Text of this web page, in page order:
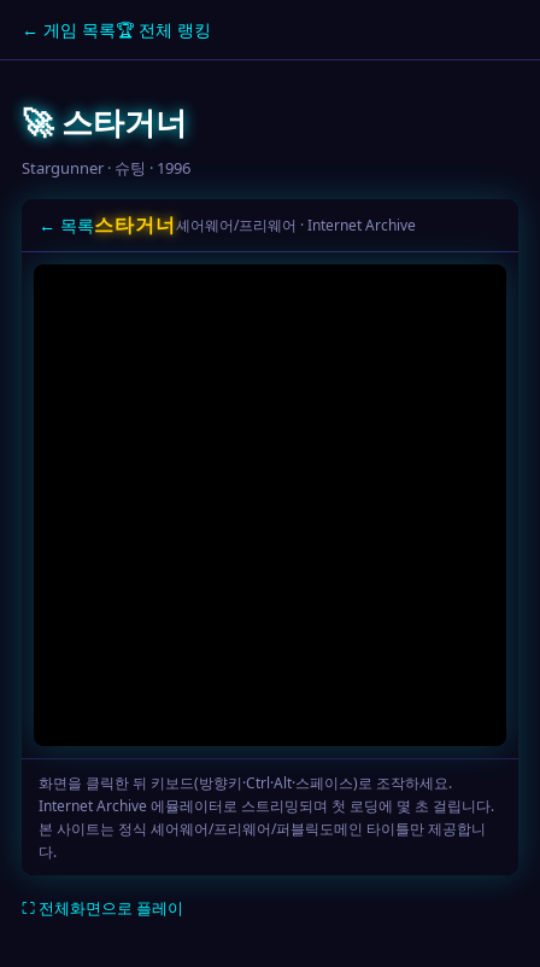
← 게임 목록🏆 전체 랭킹
🚀 스타거너
Stargunner · 슈팅 · 1996
⛶ 전체화면으로 플레이